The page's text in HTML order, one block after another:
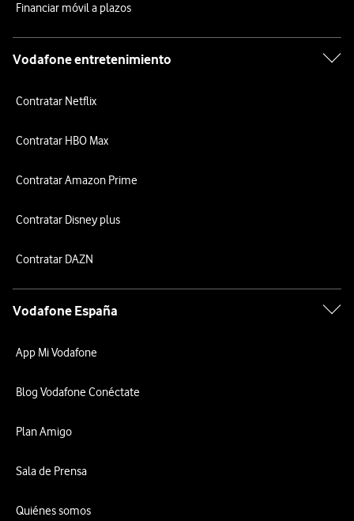
Financiar móvil a plazos
Vodafone entretenimiento
Contratar Netflix
Contratar HBO Max
Contratar Amazon Prime
Contratar Disney plus
Contratar DAZN
Vodafone España
App Mi Vodafone
Blog Vodafone Conéctate
Plan Amigo
Sala de Prensa
Quiénes somos